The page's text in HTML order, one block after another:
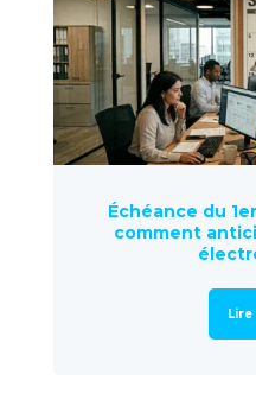
Échéance du
comment
Lire